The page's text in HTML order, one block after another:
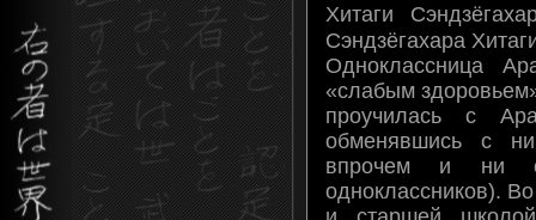
Хитаги
Сэндзёгахара
Одноклассница
«слабым
проучилась с
обменявшись с
впрочем и ни
одноклассников).